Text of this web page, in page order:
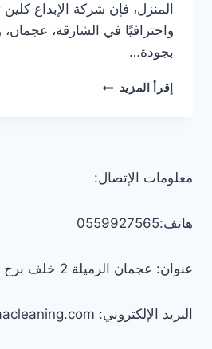
المنزل، فإن شركة الإبداع
واحترافيًا في الشارقة، عجمان،
بجودة…
إقرأ المزيد خادمات
معلومات الإتصال:
هاتف:0559927565
عنوان: عجمان الرميلة 2 خلف برج المربعة
البريد الإلكتروني: admin@alebdaacleaning.com